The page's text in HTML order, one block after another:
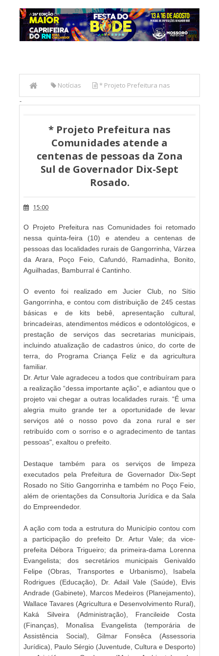
Notícias * Projeto Prefeitura nas
Comunidades atende a centenas de pessoas da Zona Sul
-
* Projeto Prefeitura nas
Comunidades atende a
centenas de pessoas da Zona
Sul de Governador Dix-Sept
Rosado.
15:00
O Projeto Prefeitura nas Comunidades foi retomado
nessa quinta-feira (10) e atendeu a centenas de
pessoas das localidades rurais de Gangorrinha, Várzea
da Arara, Poço Feio, Cafundó, Ramadinha, Bonito,
Aguilhadas, Bamburral é Cantinho.
O evento foi realizado em Jucier Club, no Sítio
Gangorrinha, e contou com distribuição de 245 cestas
básicas e de kits bebê, apresentação cultural,
brincadeiras, atendimentos médicos e odontológicos, e
prestação de serviços das secretarias municipais,
incluindo atualização de cadastros único, do corte de
terra, do Programa Criança Feliz e da agricultura
familiar.
Dr. Artur Vale agradeceu a todos que contribuíram para
a realização “dessa importante ação”, e adiantou que o
projeto vai chegar a outras localidades rurais. “É uma
alegria muito grande ter a oportunidade de levar
serviços até o nosso povo da zona rural e ser
retribuído com o sorriso e o agradecimento de tantas
pessoas", exaltou o prefeito.
Destaque também para os serviços de limpeza
executados pela Prefeitura de Governador Dix-Sept
Rosado no Sítio Gangorrinha e também no Poço Feio,
além de orientações da Consultoria Jurídica e da Sala
do Empreendedor.
A ação com toda a estrutura do Município contou com
a participação do prefeito Dr. Artur Vale; da vice-
prefeita Débora Trigueiro; da primeira-dama Lorenna
Evangelista; dos secretários municipais Genivaldo
Felipe (Obras, Transportes e Urbanismo), Isabela
Rodrigues (Educação), Dr. Adail Vale (Saúde), Elvis
Andrade (Gabinete), Marcos Medeiros (Planejamento),
Wallace Tavares (Agricultura e Desenvolvimento Rural),
Kaká Silveira (Administração), Francileide Costa
(Finanças), Monalisa Evangelista (temporária de
Assistência Social), Gilmar Fonsêca (Assessoria
Jurídica), Paulo Sérgio (Juventude, Cultura e Desporto)